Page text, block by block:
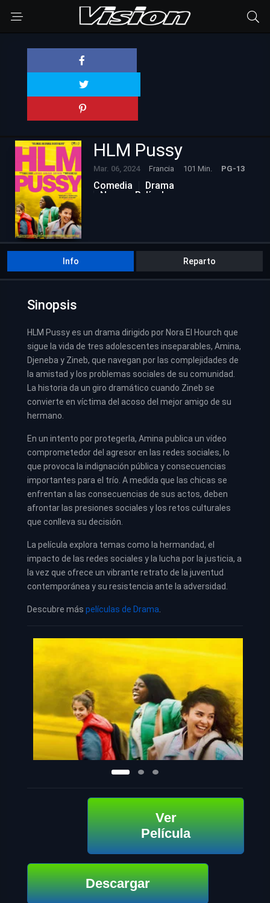
HLM Pussy
Mar. 06, 2024 Francia 101 Min. PG-13
Comedia
Drama
Nuevas Películas
Info Reparto
Sinopsis
HLM Pussy es un drama dirigido por Nora El Hourch que
sigue la vida de tres adolescentes inseparables, Amina,
Djeneba y Zineb, que navegan por las complejidades de
la amistad y los problemas sociales de su comunidad.
La historia da un giro dramático cuando Zineb se
convierte en víctima del acoso del mejor amigo de su
hermano.
En un intento por protegerla, Amina publica un vídeo
comprometedor del agresor en las redes sociales, lo
que provoca la indignación pública y consecuencias
importantes para el trío. A medida que las chicas se
enfrentan a las consecuencias de sus actos, deben
afrontar las presiones sociales y los retos culturales
que conlleva su decisión.
La película explora temas como la hermandad, el
impacto de las redes sociales y la lucha por la justicia, a
la vez que ofrece un vibrante retrato de la juventud
contemporánea y su resistencia ante la adversidad.
Descubre más películas de Drama
Ver
Película
Descargar